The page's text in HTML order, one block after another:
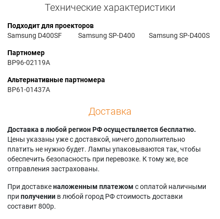
Технические характеристики
Подходит для проекторов
Samsung D400SF
Samsung SP-D400 Samsung SP-D400S
Партномер
BP96-02119A
Альтернативные партномера
BP61-01437A
Доставка
Доставка в любой регион РФ осуществляется бесплатно.
Цены указаны уже с доставкой, ничего дополнительно
платить не нужно будет. Лампы упаковываются так, чтобы
обеспечить безопасность при перевозке. К тому же, все
отправления застрахованы.
При доставкеналоженным платежом с оплатой наличными
при получении в любой город РФ стоимость доставки
составит 800р.